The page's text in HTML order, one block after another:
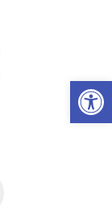
פתח סרגל נגישות